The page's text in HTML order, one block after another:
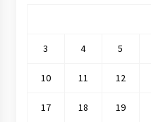
3 4 5
10 11 12
17 18 19